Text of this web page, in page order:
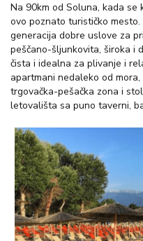
Na 90km od Soluna, kada
ovo poznato turističko
generacija dobre uslove za
peščano-šljunkovita, široka i
čista i idealna za plivanje i
apartmani nedaleko od
trgovačka-pešačka zona i
letovališta sa puno taverni,